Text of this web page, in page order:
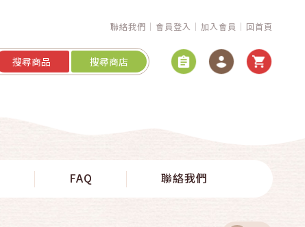
聯絡我們 會員登入 加入會員 回首頁
搜尋商品 搜尋商店
FAQ 聯絡我們